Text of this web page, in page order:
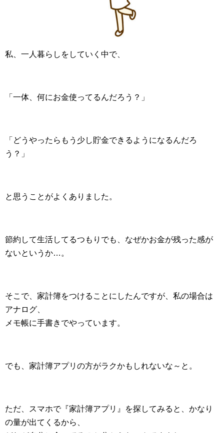
私、一人暮らしをしていく中で、
「一体、何にお金使ってるんだろう？」
「どうやったらもう少し貯金できるようになるんだろ
う？」
と思うことがよくありました。
節約して生活してるつもりでも、なぜかお金が残った感が
ないというか…。
そこで、家計簿をつけることにしたんですが、私の場合は
アナログ、
メモ帳に手書きでやっています。
でも、家計簿アプリの方がラクかもしれないな～と。
ただ、スマホで『家計簿アプリ』を探してみると、かなり
の量が出てくるから、